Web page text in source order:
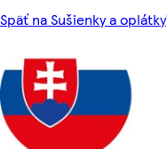
Späť na Sušienky a oplátky